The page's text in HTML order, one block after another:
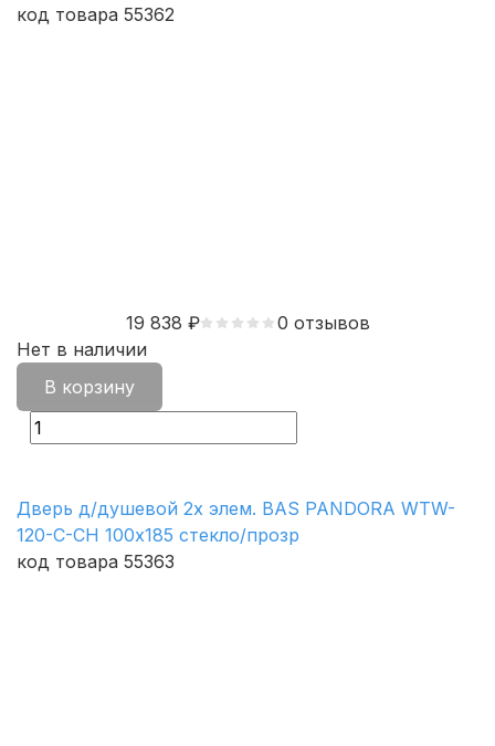
код товара 55362
19 838 ₽
0 отзывов
Нет в наличии
В корзину
Дверь д/душевой 2х элем. BAS PANDORA WTW-
120-C-CH 100х185 стекло/прозр
код товара 55363